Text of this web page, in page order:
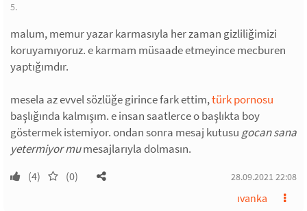
5.
malum, memur yazar karmasıyla her zaman gizliliğimizi
koruyamıyoruz. e karmam müsaade etmeyince mecburen
yaptığımdır.
mesela az evvel sözlüğe girince fark ettim,türk pornosu
başlığında kalmışım. e insan saatlerce o başlıkta boy
göstermek istemiyor. ondan sonra mesaj kutusu gocan sana
yetermiyor mumesajlarıyla dolmasın.
(4) (0) 28.09.2021 22:08
ıvanka